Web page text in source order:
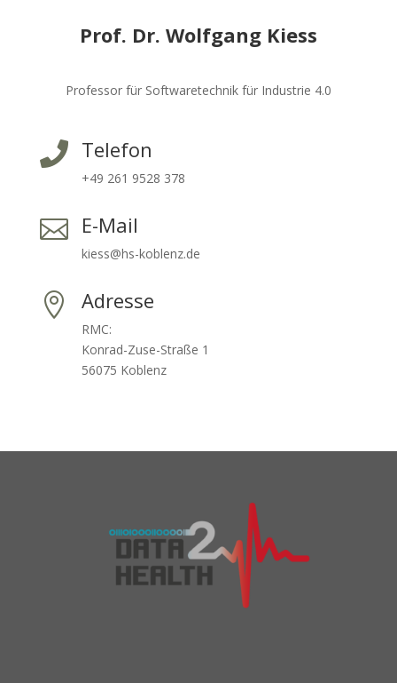
Prof. Dr. Wolfgang Kiess
Professor für Softwaretechnik für Industrie 4.0
 Telefon
+49 261 9528 378
 E-Mail
kiess@hs-koblenz.de
 Adresse
RMC: ‌
‌Konrad-Zuse-Straße 1
‌‌56075 Koblenz ‌